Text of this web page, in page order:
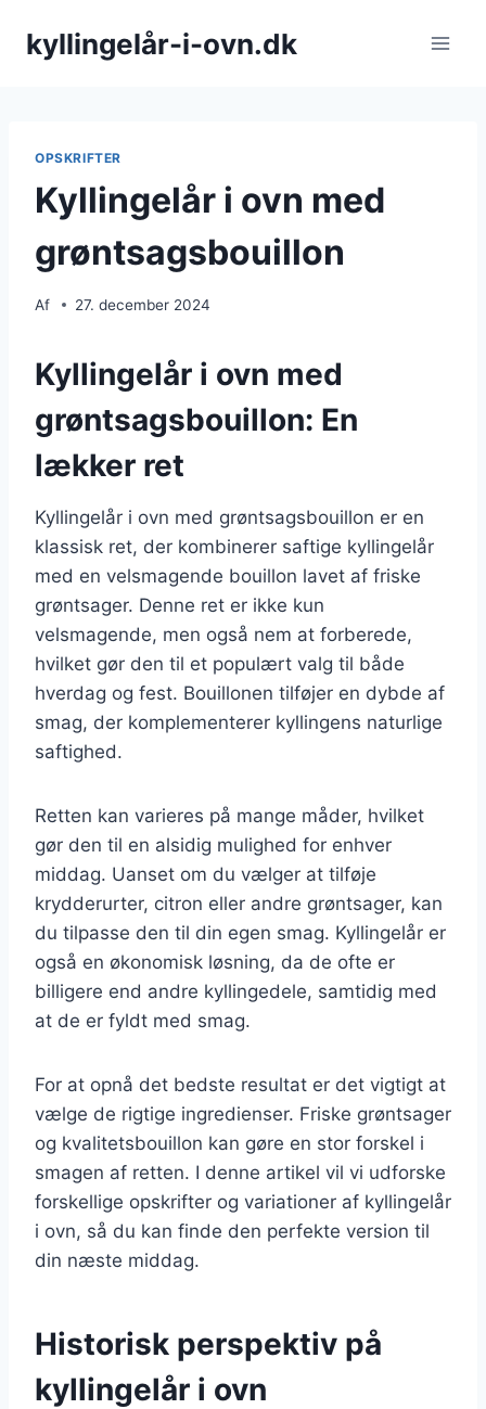
kyllingelår-i-ovn.dk
OPSKRIFTER
Kyllingelår i ovn med
grøntsagsbouillon
Af 27. december 2024
Kyllingelår i ovn med
grøntsagsbouillon: En
lækker ret
Kyllingelår i ovn med grøntsagsbouillon er en
klassisk ret, der kombinerer saftige kyllingelår
med en velsmagende bouillon lavet af friske
grøntsager. Denne ret er ikke kun
velsmagende, men også nem at forberede,
hvilket gør den til et populært valg til både
hverdag og fest. Bouillonen tilføjer en dybde af
smag, der komplementerer kyllingens naturlige
saftighed.
Retten kan varieres på mange måder, hvilket
gør den til en alsidig mulighed for enhver
middag. Uanset om du vælger at tilføje
krydderurter, citron eller andre grøntsager, kan
du tilpasse den til din egen smag. Kyllingelår er
også en økonomisk løsning, da de ofte er
billigere end andre kyllingedele, samtidig med
at de er fyldt med smag.
For at opnå det bedste resultat er det vigtigt at
vælge de rigtige ingredienser. Friske grøntsager
og kvalitetsbouillon kan gøre en stor forskel i
smagen af retten. I denne artikel vil vi udforske
forskellige opskrifter og variationer af kyllingelår
i ovn, så du kan finde den perfekte version til
din næste middag.
Historisk perspektiv på
kyllingelår i ovn